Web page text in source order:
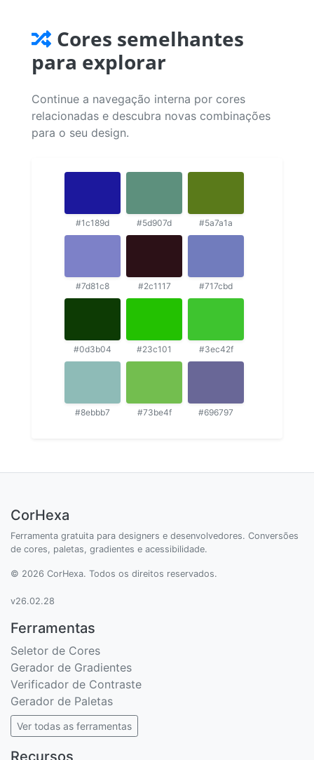
Cores semelhantes
para explorar
Continue a navegação interna por cores
relacionadas e descubra novas combinações
para o seu design.
#1c189d #5d907d #5a7a1a
#7d81c8 #2c1117 #717cbd
#0d3b04 #23c101 #3ec42f
#8ebbb7 #73be4f #696797
CorHexa
Ferramenta gratuita para designers e desenvolvedores. Conversões
de cores, paletas, gradientes e acessibilidade.
© 2026 CorHexa. Todos os direitos reservados.
v26.02.28
Ferramentas
Seletor de Cores
Gerador de Gradientes
Verificador de Contraste
Gerador de Paletas
Ver todas as ferramentas
Recursos